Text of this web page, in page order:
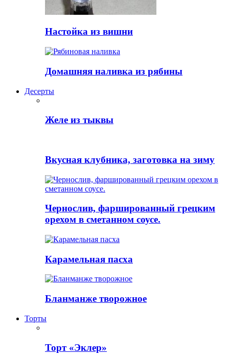
Настойка из вишни
Домашняя наливка из рябины
Десерты
Желе из тыквы
Вкусная клубника, заготовка на зиму
Чернослив, фаршированный грецким
орехом в сметанном соусе.
Карамельная пасха
Бланманже творожное
Торты
Торт «Эклер»